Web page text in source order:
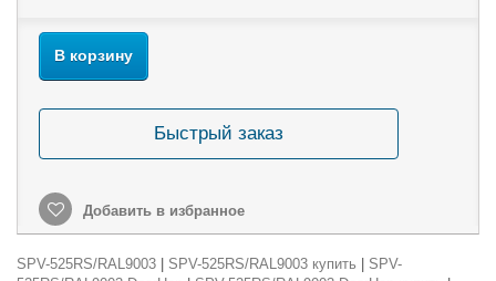
В корзину
Быстрый заказ
Добавить в избранное
SPV-525RS/RAL9003 SPV-525RS/RAL9003 купить
SPV-